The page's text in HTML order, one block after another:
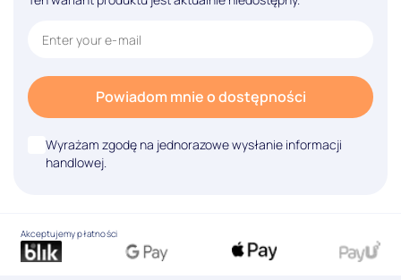
Powiadom mnie o dostępności
Wyrażam zgodę na jednorazowe wysłanie informacji
handlowej.
Akceptujemy płatności